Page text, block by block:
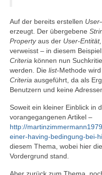
Auf der bereits erstellen User
erzeugt. Der übergebene
Propertyaus der User-Entität,
verweisst – in diesem
Criteria können nun
werden. Die list-Methode
Criteria ausgeführt, da als
Benutzern und keine
Soweit ein kleiner Einblick in
vorangegangenen Artikel –
http://
einer-having-bedingung-bei-
diesem Thema, wobei hier die
Vordergrund stand.